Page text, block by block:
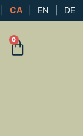
CA EN DE
0